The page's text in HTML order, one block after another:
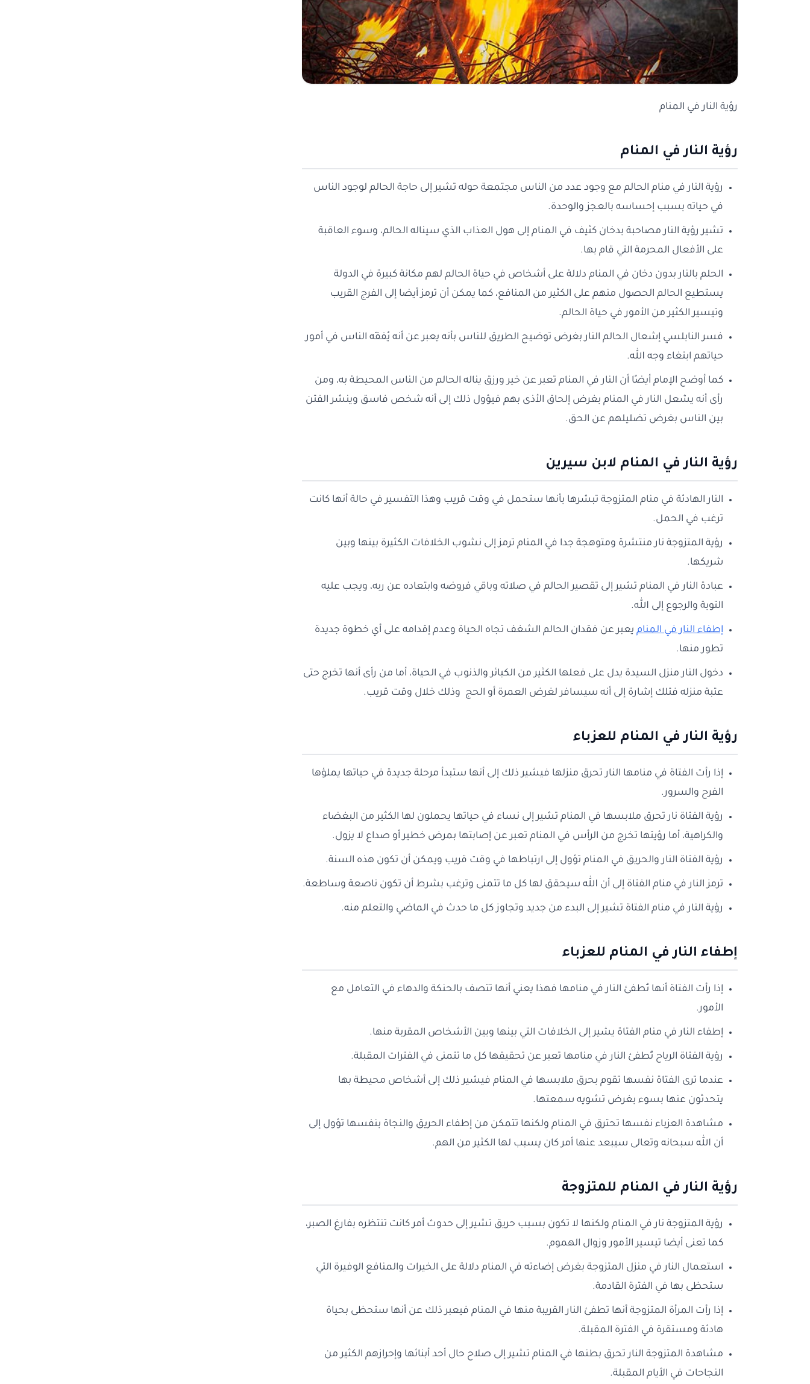
رؤية النار في المنام
رؤية النار في المنام
رؤية النار في منام الحالم مع وجود عدد من الناس مجتمعة حوله تشير إلى حاجة الحالم لوجود الناس
في حياته بسبب إحساسه بالعجز والوحدة.
تشير رؤية النار مصاحبة بدخان كثيف في المنام إلى هول العذاب الذي سيناله الحالم، وسوء العاقبة
على الأفعال المحرمة التي قام بها.
الحلم بالنار بدون دخان في المنام دلالة على أشخاص في حياة الحالم لهم مكانة كبيرة في الدولة
يستطيع الحالم الحصول منهم على الكثير من المنافع، كما يمكن أن ترمز أيضا إلى الفرج القريب
وتيسير الكثير من الأمور في حياة الحالم.
فسر النابلسي إشعال الحالم النار بغرض توضيح الطريق للناس بأنه يعبر عن أنه يُفقّه الناس في أمور
حياتهم ابتغاء وجه الله.
كما أوضح الإمام أيضًا أن النار في المنام تعبر عن خير ورزق يناله الحالم من الناس المحيطة به، ومن
رأى أنه يشعل النار في المنام بغرض إلحاق الأذى بهم فيؤول ذلك إلى أنه شخص فاسق وينشر الفتن
بين الناس بغرض تضليلهم عن الحق.
رؤية النار في المنام لابن سيرين
النار الهادئة في منام المتزوجة تبشرها بأنها ستحمل في وقت قريب وهذا التفسير في حالة أنها كانت
ترغب في الحمل.
رؤية المتزوجة نار منتشرة ومتوهجة جدا في المنام ترمز إلى نشوب الخلافات الكثيرة بينها وبين
شريكها.
عبادة النار في المنام تشير إلى تقصير الحالم في صلاته وباقي فروضه وابتعاده عن ربه، ويجب عليه
التوبة والرجوع إلى الله.
إطفاء النار في المنام يعبر عن فقدان الحالم الشغف تجاه الحياة وعدم إقدامه على أي خطوة جديدة
تطور منها.
دخول النار منزل السيدة يدل على فعلها الكثير من الكبائر والذنوب في الحياة، أما من رأى أنها تخرج حتى
عتبة منزله فتلك إشارة إلى أنه سيسافر لغرض العمرة أو الحج وذلك خلال وقت قريب.
رؤية النار في المنام للعزباء
إذا رأت الفتاة في منامها النار تحرق منزلها فيشير ذلك إلى أنها ستبدأ مرحلة جديدة في حياتها يملؤها
الفرح والسرور.
رؤية الفتاة نار تحرق ملابسها في المنام تشير إلى نساء في حياتها يحملون لها الكثير من البغضاء
والكراهية، أما رؤيتها تخرج من الرأس في المنام تعبر عن إصابتها بمرض خطير أو صداع لا يزول.
رؤية الفتاة النار والحريق في المنام تؤول إلى ارتباطها في وقت قريب ويمكن أن تكون هذه السنة.
ترمز النار في منام الفتاة إلى أن الله سيحقق لها كل ما تتمنى وترغب بشرط أن تكون ناصعة وساطعة.
رؤية النار في منام الفتاة تشير إلى البدء من جديد وتجاوز كل ما حدث في الماضي والتعلم منه.
إطفاء النار في المنام للعزباء
إذا رأت الفتاة أنها تُطفئ النار في منامها فهذا يعني أنها تتصف بالحنكة والدهاء في التعامل مع
الأمور.
إطفاء النار في منام الفتاة يشير إلى الخلافات التي بينها وبين الأشخاص المقربة منها.
رؤية الفتاة الرياح تُطفئ النار في منامها تعبر عن تحقيقها كل ما تتمنى في الفترات المقبلة.
عندما ترى الفتاة نفسها تقوم بحرق ملابسها في المنام فيشير ذلك إلى أشخاص محيطة بها
يتحدثون عنها بسوء بغرض تشويه سمعتها.
مشاهدة العزباء نفسها تحترق في المنام ولكنها تتمكن من إطفاء الحريق والنجاة بنفسها تؤول إلى
أن الله سبحانه وتعالى سيبعد عنها أمر كان يسبب لها الكثير من الهم.
رؤية النار في المنام للمتزوجة
رؤية المتزوجة نار في المنام ولكنها لا تكون بسبب حريق تشير إلى حدوث أمر كانت تنتظره بفارغ الصبر،
كما تعنى أيضا تيسير الأمور وزوال الهموم.
استعمال النار في منزل المتزوجة بغرض إضاءته في المنام دلالة على الخيرات والمنافع الوفيرة التي
ستحظى بها في الفترة القادمة.
إذا رأت المرأة المتزوجة أنها تطفئ النار القريبة منها في المنام فيعبر ذلك عن أنها ستحظى بحياة
هادئة ومستقرة في الفترة المقبلة.
مشاهدة المتزوجة النار تحرق بطنها في المنام تشير إلى صلاح حال أحد أبنائها وإحرازهم الكثير من
النجاحات في الأيام المقبلة.